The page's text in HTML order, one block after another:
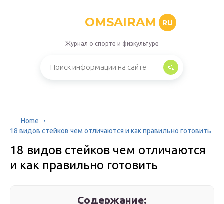
OMSAIRAM RU
Журнал о спорте и физкультуре
Home
18 видов стейков чем отличаются и как правильно готовить
18 видов стейков чем отличаются
и как правильно готовить
Содержание: